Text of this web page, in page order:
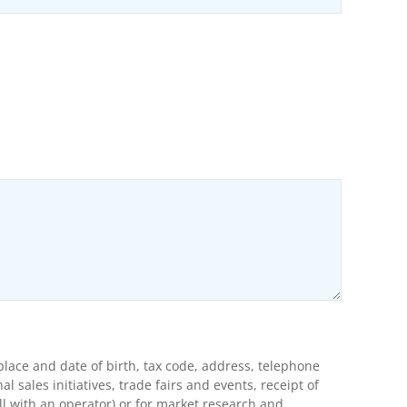
and date of birth, tax code, address, telephone
sales initiatives, trade fairs and events, receipt of